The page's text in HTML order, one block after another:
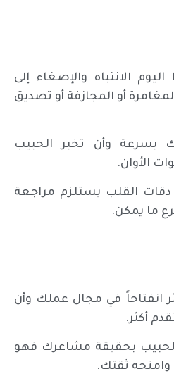
الانتباه والإصغاء إلى
أو المجازفة أو تصديق
بسرعة وأن تخبر الحبيب
الأوان.
القلب يستلزم مراجعة
ما يمكن.
انفتاحاً في مجال عملك وأن
أكثر.
بحقيقة مشاعرك فهو
وامنحه ثقتك.